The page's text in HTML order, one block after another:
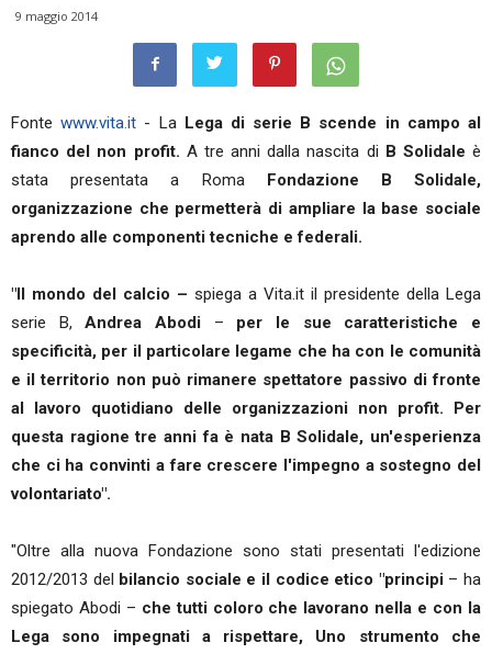
9 maggio 2014
Fontewww.vita.it - La Lega di serie B scende in campo al
fianco del non profit. A tre anni dalla nascita di B Solidale è
stata presentata a Roma Fondazione B Solidale,
organizzazione che permetterà di ampliare la base sociale
aprendo alle componenti tecniche e federali.
"Il mondo del calcio – spiega a Vita.it il presidente della Lega
serie B,Andrea Abodi – per le sue caratteristiche e
specificità, per il particolare legame che ha con le comunità
e il territorio non può rimanere spettatore passivo di fronte
al lavoro quotidiano delle organizzazioni non profit. Per
questa ragione tre anni fa è nata B Solidale, un'esperienza
che ci ha convinti a fare crescere l'impegno a sostegno del
volontariato".
"Oltre alla nuova Fondazione sono stati presentati l'edizione
2012/2013 del bilancio sociale e il codice etico "principi– ha
spiegato Abodi – che tutti coloro che lavorano nella e con la
Lega sono impegnati a rispettare, Uno strumento che